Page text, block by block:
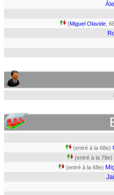
(Miguel Olavide ,
(entré à la 68e)
(entré à la 78e)
(entré à la 68e)